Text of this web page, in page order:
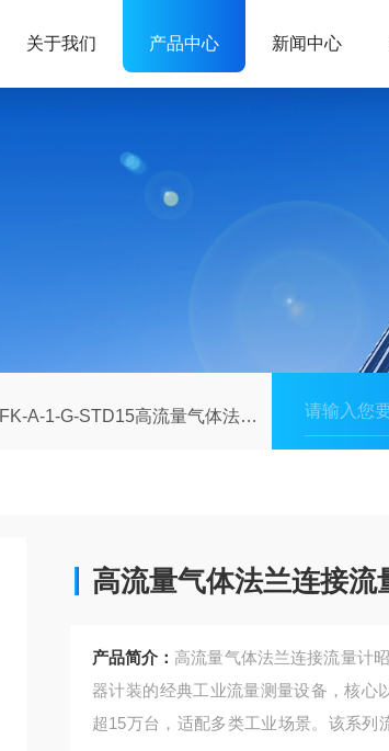
关于我们 产品中心 新闻中心
FK-A-1-G-STD15高流量气体法兰连接流量计昭和SHOWA-KK日本
高流量气体法兰连接
产品简介： 高流量气体法兰连接流量计
器计装的经典工业流量测量设备，核心
超15万台，适配多类工业场景。该系列